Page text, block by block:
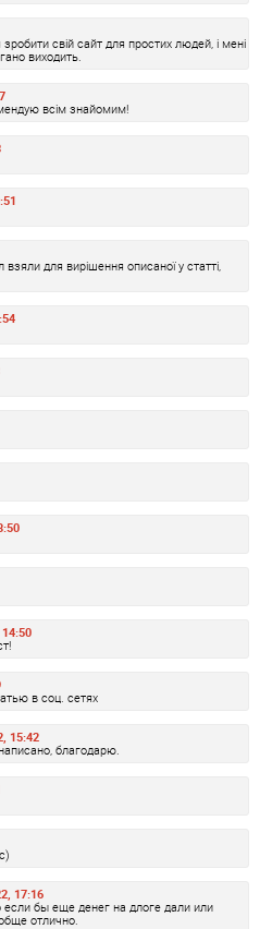
свій сайт для простих людей, і мені
виходить.
всім знайомим!
для вирішення описаної у статті,
в соц. сетях
15:42
благодарю.
17:16
бы еще денег на длоге дали или
отлично.